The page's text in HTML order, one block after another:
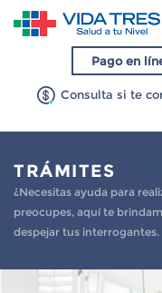
Pago en
Consulta si te
TRÁMITES
¿Necesitas ayuda para
preocupes, aquí te
despejar tus interrogantes.